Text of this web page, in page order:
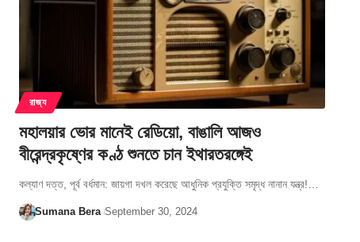
রাজ্য
মহালয়ার ভোর মানেই রেডিয়ো, বাঙালি আজও
বীরেন্দ্রকৃষ্ণের কণ্ঠ শুনতে চান ইথারতরঙ্গেই
কল্যাণ দত্ত, পূর্ব বর্ধমান: জায়গা দখল করেছে আধুনিক প্রযুক্তি সমৃদ্ধ নানান যন্ত্র!…
Sumana Bera September 30, 2024